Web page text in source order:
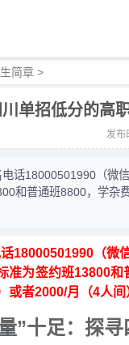
简章 >
川单招低分的高
发布
话18000501990（微
和普通班8800，学杂
18000501990（
准为签约班13800
者2000/月（4人间
”十足：探